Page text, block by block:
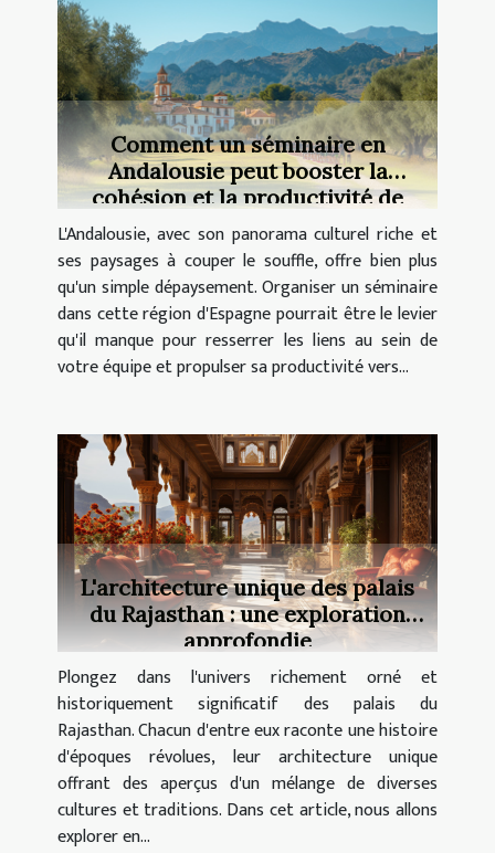
Comment un séminaire en
Andalousie peut booster la
cohésion et la productivité de
votre équipe
L'Andalousie, avec son panorama culturel riche et
ses paysages à couper le souffle, offre bien plus
qu'un simple dépaysement. Organiser un séminaire
dans cette région d'Espagne pourrait être le levier
qu'il manque pour resserrer les liens au sein de
votre équipe et propulser sa productivité vers...
L'architecture unique des palais
du Rajasthan : une exploration
approfondie
Plongez dans l'univers richement orné et
historiquement significatif des palais du
Rajasthan. Chacun d'entre eux raconte une histoire
d'époques révolues, leur architecture unique
offrant des aperçus d'un mélange de diverses
cultures et traditions. Dans cet article, nous allons
explorer en...